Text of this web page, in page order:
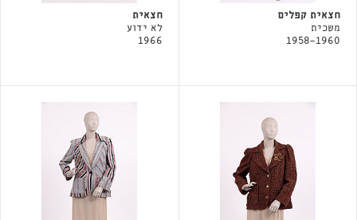
חצאית קפלים
משכית
1958-1960
חצאית
לא ידוע
1966